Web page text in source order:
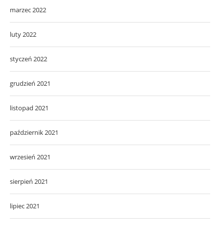
marzec 2022
luty 2022
styczeń 2022
grudzień 2021
listopad 2021
październik 2021
wrzesień 2021
sierpień 2021
lipiec 2021